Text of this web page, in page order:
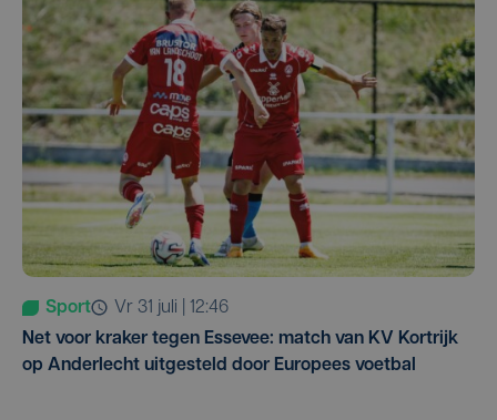
Sport
vr 31 juli | 12:46
Net voor kraker tegen Essevee: match van KV Kortrijk
op Anderlecht uitgesteld door Europees voetbal